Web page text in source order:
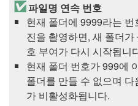
파일명 연속 번호
현재 폴더에 9999라는
진을 촬영하면, 새 폴더
호 부여가 다시 시작됩니
현재 폴더 번호가 999에
폴더를 만들 수 없으며
가 비활성화됩니다.